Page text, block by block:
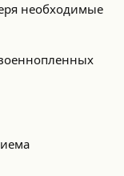
необходимые